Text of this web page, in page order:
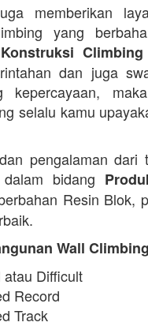
memberikan
yang
Climbing
dan juga
kepercayaan,
selalu kamu
pengalaman
bidang
Resin Blok,
Wall
Difficult
Record
Track